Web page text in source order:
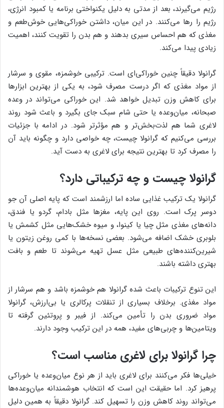
رژیم می‌گیرند، بعد از مدتی به دلیل یکنواختی برنامه یا کمبود انرژی،
رژیم را رها می‌کنند. در این میان، داشتن خوراکی‌هایی خوش‌طعم و
مغذی که هم احساس سیری بدهند و هم بدن را تقویت کنند، اهمیت
زیادی پیدا می‌کند.
گرانولا دقیقاً چنین خوراکی‌ای است. ترکیبی خوشمزه، مقوی و سرشار
از مواد مغذی که اگر درست مصرف شود، به یکی از بهترین ابزارها
برای کاهش وزن تبدیل خواهد شد. این خوراکی می‌تواند در وعده
صبحانه، میان‌وعده یا حتی شام سبک جای بگیرد و باعث شود روند
لاغری شما هم لذت‌بخش‌تر و هم مؤثرتر شود. در ادامه با جزئیات
بررسی می‌کنیم که گرانولا چیست، چه خواصی دارد و چگونه باید آن
را مصرف کرد تا بهترین نتیجه برای لاغری به دست آید.
گرانولا چیست و چه ترکیباتی دارد؟
گرانولا یک ترکیب غذایی ساده اما ارزشمند است که پایه اصلی آن جو
دوسر پرک است. روی این پایه، مغزها مثل بادام، گردو یا فندق،
دانه‌های مغذی مثل چیا یا کینوا، و میوه خشک‌هایی مثل کشمش یا
بلوبری خشک اضافه می‌شود. بعضی نسخه‌ها با کمی روغن زیتون یا
شیرین‌کننده‌های طبیعی مثل عسل تهیه می‌شوند تا طعم و بافت
بهتری داشته باشند.
این تنوع ترکیبات باعث شده گرانولا هم خوشمزه باشد و هم سرشار از
مواد مغذی. برخلاف بسیاری از تنقلات پرکالری یا بی‌ارزش، گرانولا
مواد ضروری بدن را تأمین می‌کند. از فیبر و پروتئین گرفته تا
ویتامین‌ها و چربی‌های مفید، همه در این ترکیب وجود دارند.
چرا گرانولا برای لاغری مناسب است؟
خیلی‌ها فکر می‌کنند برای لاغری باید از هر نوع میان‌وعده یا خوراکی
پرهیز کرد. اما حقیقت این است که انتخاب هوشمندانه میان‌وعده‌ها
می‌تواند روند کاهش وزن را تسهیل کند. گرانولا دقیقاً به همین دلیل